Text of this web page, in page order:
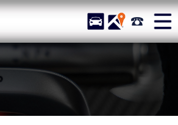
TUCグループ メルセデスベ
STOCK ACCESS 043-
在庫リスト
アクセスマップ